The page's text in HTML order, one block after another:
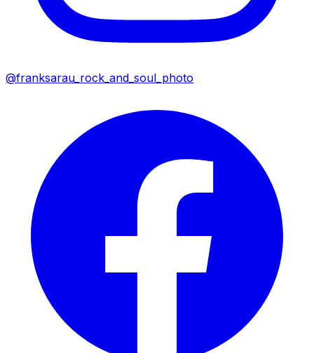
@franksarau_rock_and_soul_photo